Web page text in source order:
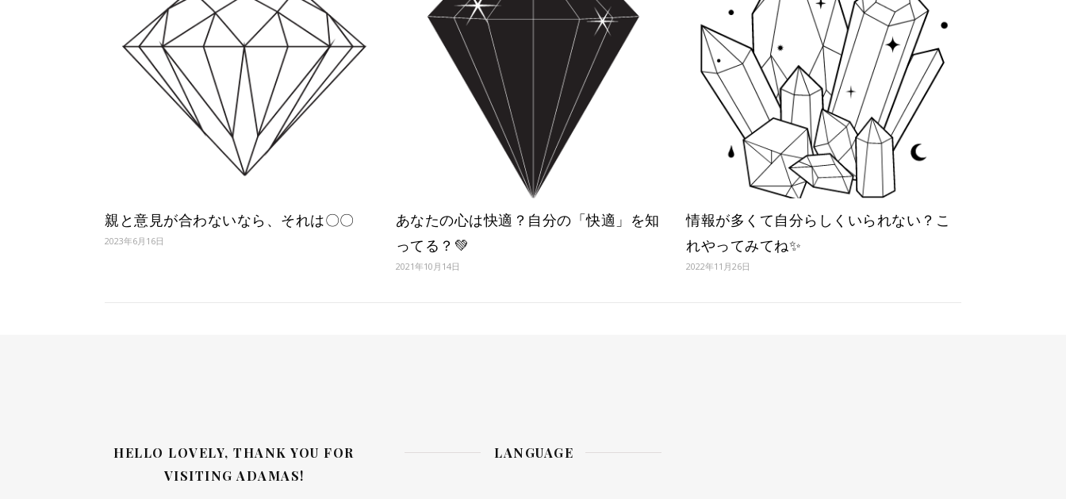
親と意見が合わないなら、それは〇〇
2023年6月16日
あなたの心は快適？自分の「快適」を知
ってる？💚
2021年10月14日
情報が多くて自分らしくいられない？こ
れやってみてね✨
2022年11月26日
HELLO LOVELY, THANK YOU FOR
VISITING ADAMAS!
LANGUAGE